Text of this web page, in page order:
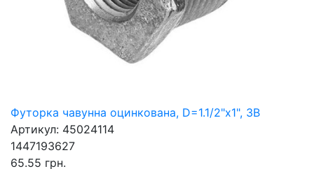
Футорка чавунна оцинкована, D=1.1/2"x1", ЗВ
Артикул: 45024114
1447193627
65.55 грн.